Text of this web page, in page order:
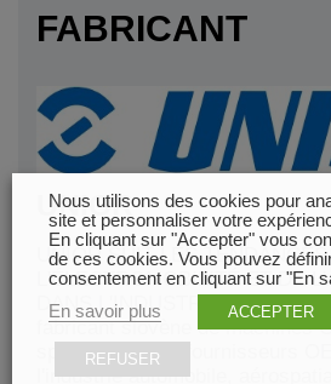
FABRICANT
UNIOR
UNIOR SUIT LES
L'ÉLECTROMOBILITÉ ET DE
DANS L'INDUSTRIE
fabricant slovène de machines
spécial pour les fournisseurs
l'industrie automobile,
Nous utilisons des cookies pour
site et personnaliser votre
En cliquant sur "Accepter" vous
de ces cookies. Vous pouvez
consentement en cliquant sur "En
En savoir plus
ACCEPTER
REFUSER